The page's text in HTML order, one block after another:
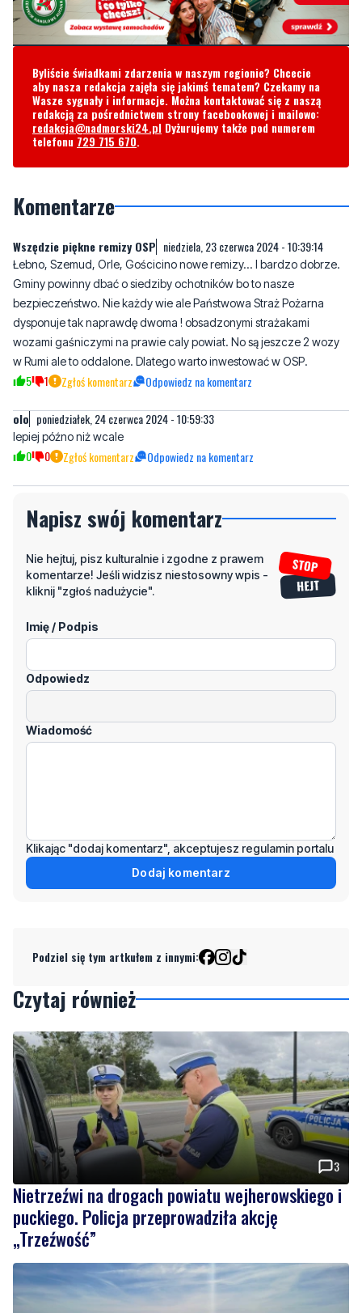
Byliście świadkami zdarzenia w naszym regionie? Chcecie
aby nasza redakcja zajęła się jakimś tematem? Czekamy na
Wasze sygnały i informacje. Można kontaktować się z naszą
redakcją za pośrednictwem strony facebookowej i mailowo:
redakcja@nadmorski24.pl Dyżurujemy także pod numerem
telefonu 729 715 670.
Komentarze
Wszędzie piękne remizy OSP niedziela, 23 czerwca 2024 - 10:39:14
Łebno, Szemud, Orle, Gościcino nowe remizy... I bardzo dobrze.
Gminy powinny dbać o siedziby ochotników bo to nasze
bezpieczeństwo. Nie każdy wie ale Państwowa Straż Pożarna
dysponuje tak naprawdę dwoma ! obsadzonymi strażakami
wozami gaśniczymi na prawie caly powiat. No są jeszcze 2 wozy
w Rumi ale to oddalone. Dlatego warto inwestować w OSP.
5 1 Zgłoś komentarz Odpowiedz na komentarz
olo poniedziałek, 24 czerwca 2024 - 10:59:33
lepiej późno niż wcale
0 0 Zgłoś komentarz Odpowiedz na komentarz
Napisz swój komentarz
Nie hejtuj, pisz kulturalnie i zgodne z prawem
komentarze! Jeśli widzisz niestosowny wpis -
kliknij "zgłoś nadużycie".
Imię / Podpis
Odpowiedz
Wiadomość
Klikając "dodaj komentarz", akceptujesz regulamin portalu
Dodaj komentarz
Podziel się tym artkułem z innymi:
Czytaj również
3
Nietrzeźwi na drogach powiatu wejherowskiego i
puckiego. Policja przeprowadziła akcję
„Trzeźwość”